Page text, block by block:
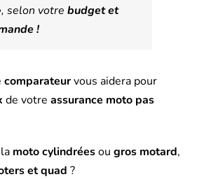
, selon votre budget et
!
comparateurvous aidera pour
de votre assurance moto pas
moto cylindréesou gros motard,
et quad ?